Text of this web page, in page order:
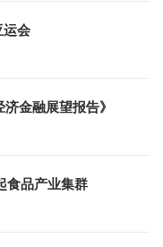
运会
金融展望报告》
食品产业集群